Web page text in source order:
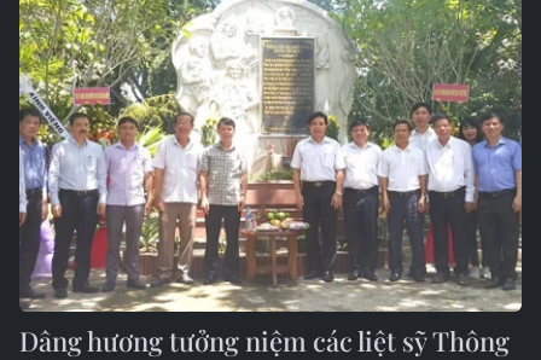
Dâng hương tưởng niệm các liệt sỹ Thông